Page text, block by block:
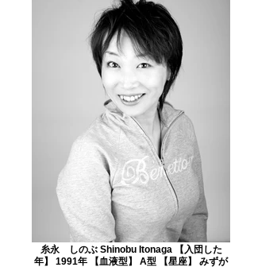
糸永 しのぶ Shinobu Itonaga 【入団した
年】 1991年 【血液型】 A型 【星座】 みずが